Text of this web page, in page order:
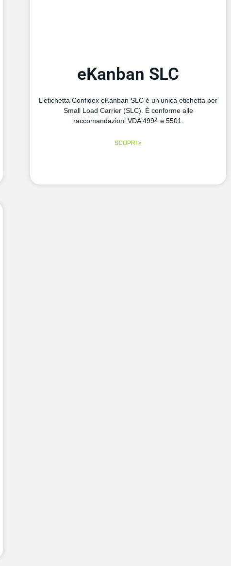
eKanban SLC
L’etichetta Confidex eKanban SLC è un’unica etichetta per
Small Load Carrier (SLC). È conforme alle
raccomandazioni VDA 4994 e 5501.
SCOPRI »